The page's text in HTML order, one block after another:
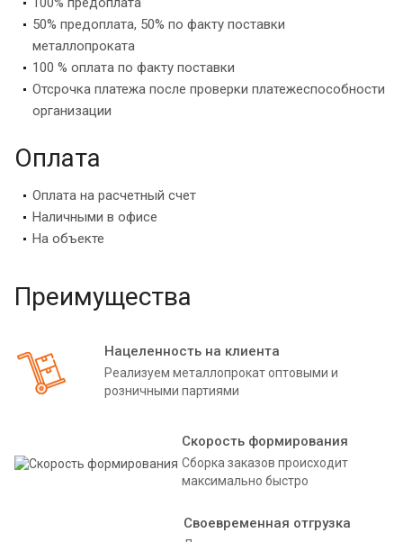
50% предоплата, 50% по факту поставки
металлопроката
100 % оплата по факту поставки
Отсрочка платежа после проверки платежеспособности
организации
Оплата
Оплата на расчетный счет
Наличными в офисе
На объекте
Преимущества
Нацеленность на клиента
Реализуем металлопрокат оптовыми и
розничными партиями
Скорость формирования
Сборка заказов происходит
максимально быстро
Своевременная отгрузка